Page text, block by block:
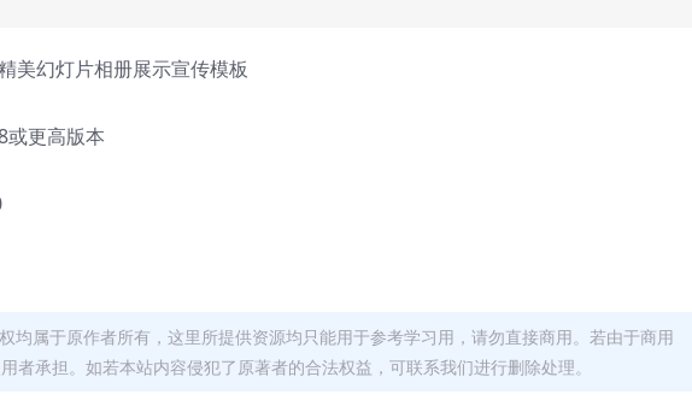
美幻灯片相册展示宣传模板
或更高版本
均属于原作者所有，这里所提供资源均只能用于参考学习用，请勿直接商用。若由于商用
者承担。如若本站内容侵犯了原著者的合法权益，可联系我们进行删除处理。